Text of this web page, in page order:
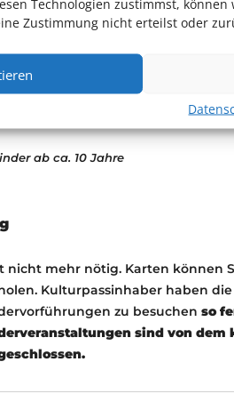
Technologien zustimmst,
Zustimmung nicht erteilst oder
Visualisierungen bringen uns
der Polarlichter näher.
O Chul
Mannheim
ab ca. 10 Jahre
nicht mehr nötig. Karten können
Kulturpassinhaber haben
zu besuchen so
sind von